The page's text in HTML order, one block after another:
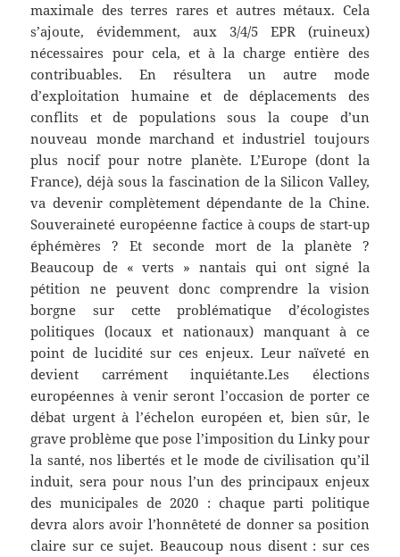
maximale des terres rares et autres métaux. Cela
s’ajoute, évidemment, aux 3/4/5 EPR (ruineux)
nécessaires pour cela, et à la charge entière des
contribuables. En résultera un autre mode
d’exploitation humaine et de déplacements des
conflits et de populations sous la coupe d’un
nouveau monde marchand et industriel toujours
plus nocif pour notre planète. L’Europe (dont la
France), déjà sous la fascination de la Silicon Valley,
va devenir complètement dépendante de la Chine.
Souveraineté européenne factice à coups de start-up
éphémères ? Et seconde mort de la planète ?
Beaucoup de « verts » nantais qui ont signé la
pétition ne peuvent donc comprendre la vision
borgne sur cette problématique d’écologistes
politiques (locaux et nationaux) manquant à ce
point de lucidité sur ces enjeux. Leur naïveté en
devient carrément inquiétante.Les élections
européennes à venir seront l’occasion de porter ce
débat urgent à l’échelon européen et, bien sûr, le
grave problème que pose l’imposition du Linky pour
la santé, nos libertés et le mode de civilisation qu’il
induit, sera pour nous l’un des principaux enjeux
des municipales de 2020 : chaque parti politique
devra alors avoir l’honnêteté de donner sa position
claire sur ce sujet. Beaucoup nous disent : sur ces